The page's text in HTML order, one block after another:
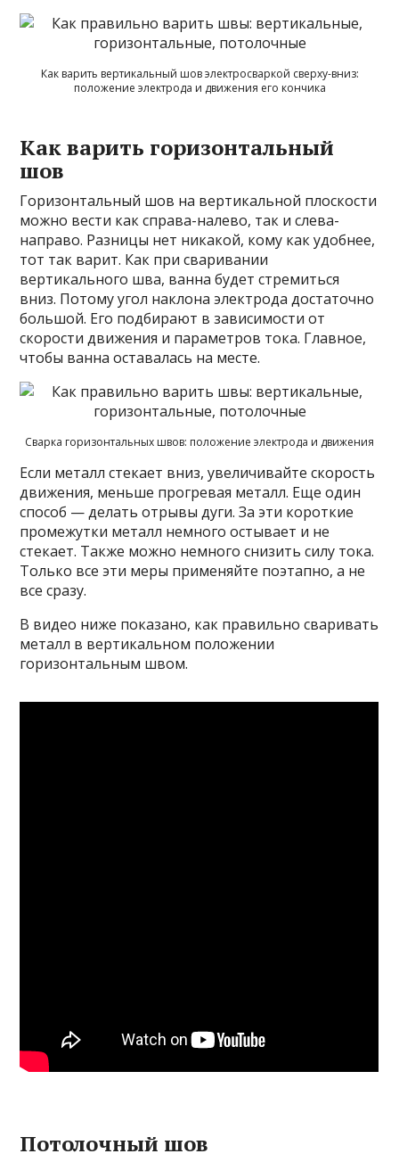
Как варить вертикальный шов электросваркой сверху-вниз:
положение электрода и движения его кончика
Как варить горизонтальный
шов
Горизонтальный шов на вертикальной плоскости
можно вести как справа-налево, так и слева-
направо. Разницы нет никакой, кому как удобнее,
тот так варит. Как при сваривании
вертикального шва, ванна будет стремиться
вниз. Потому угол наклона электрода достаточно
большой. Его подбирают в зависимости от
скорости движения и параметров тока. Главное,
чтобы ванна оставалась на месте.
Сварка горизонтальных швов: положение электрода и движения
Если металл стекает вниз, увеличивайте скорость
движения, меньше прогревая металл. Еще один
способ — делать отрывы дуги. За эти короткие
промежутки металл немного остывает и не
стекает. Также можно немного снизить силу тока.
Только все эти меры применяйте поэтапно, а не
все сразу.
В видео ниже показано, как правильно сваривать
металл в вертикальном положении
горизонтальным швом.
Потолочный шов